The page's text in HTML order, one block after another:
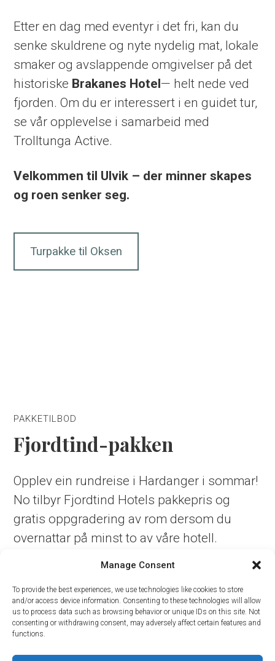
Manage Consent
To provide the best experiences, we use technologies like cookies to store
and/or access device information. Consenting to these technologies will allow
us to process data such as browsing behavior or unique IDs on this site. Not
consenting or withdrawing consent, may adversely affect certain features and
functions.
Etter en dag med eventyr i det fri, kan du
senke skuldrene og nyte nydelig mat, lokale
smaker og avslappende omgivelser på det
historiske Brakanes Hotel— helt nede ved
fjorden. Om du er interessert i en guidet tur,
se vår opplevelse i samarbeid med
Trolltunga Active.
Velkommen til Ulvik – der minner skapes
og roen senker seg.
Turpakke til Oksen
PAKKETILBOD
Fjordtind-pakken
Opplev ein rundreise i Hardanger i sommar!
No tilbyr Fjordtind Hotels pakkepris og
gratis oppgradering av rom dersom du
overnattar på minst to av våre hotell.
Ta med din betre halvdel eller heile familien
og opplev lokal matkultur, flotte turar og
spanande friluftsaktivitetar på hotella våre.